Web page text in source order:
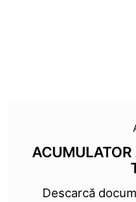
Descarcă